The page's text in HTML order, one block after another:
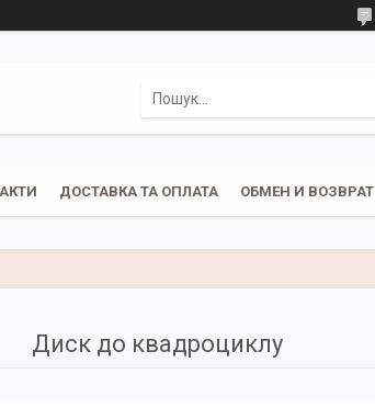
ДОСТАВКА ТА ОПЛАТА ОБМЕН И ВОЗВРАТ
Диск до квадроциклу